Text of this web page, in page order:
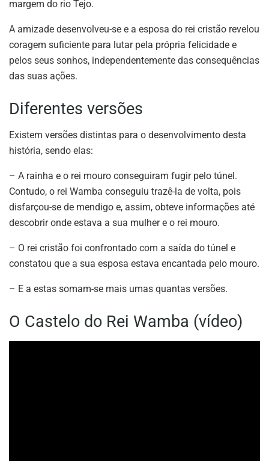
margem do rio Tejo.
A amizade desenvolveu-se e a esposa do rei cristão revelou
coragem suficiente para lutar pela própria felicidade e
pelos seus sonhos, independentemente das consequências
das suas ações.
Diferentes versões
Existem versões distintas para o desenvolvimento desta
história, sendo elas:
– A rainha e o rei mouro conseguiram fugir pelo túnel.
Contudo, o rei Wamba conseguiu trazê-la de volta, pois
disfarçou-se de mendigo e, assim, obteve informações até
descobrir onde estava a sua mulher e o rei mouro.
– O rei cristão foi confrontado com a saída do túnel e
constatou que a sua esposa estava encantada pelo mouro.
– E a estas somam-se mais umas quantas versões.
O Castelo do Rei Wamba (vídeo)